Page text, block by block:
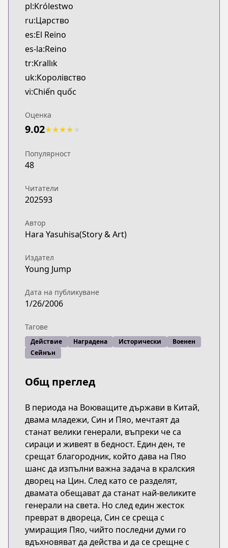
pl:Królestwo
ru:Царство
es:El Reino
es-la:Reino
tr:Krallık
uk:Королівство
vi:Chiến quốc
Оценка
9.02★★★★
Популярност
48
Читатели
202593
Автор
Hara Yasuhisa(Story & Art)
Издател
Young Jump
Дата на публикуване
1/26/2006
Тагове
Действие Наградена Исторически
Военен
Сейнън
Общ преглед
В периода на Воюващите държави в Китай,
двама младежи, Син и Пяо, мечтаят да
станат велики генерали, въпреки че са
сираци и живеят в бедност. Един ден, те
срещат благородник, който дава на Пяо
шанс да изпълни важна задача в кралския
дворец на Цин. След като се разделят,
двамата обещават да станат най-великите
генерали на света. Но след един жесток
преврат в двореца, Син се среща с
умиращия Пяо, чийто последни думи го
вдъхновяват да действа и да се срещне с